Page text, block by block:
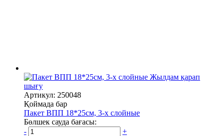
Жылдам қарап
шығу
Артикул: 250048
Қоймада бар
Пакет ВПП 18*25см, 3-х слойные
Бөлшек сауда бағасы:
-
+